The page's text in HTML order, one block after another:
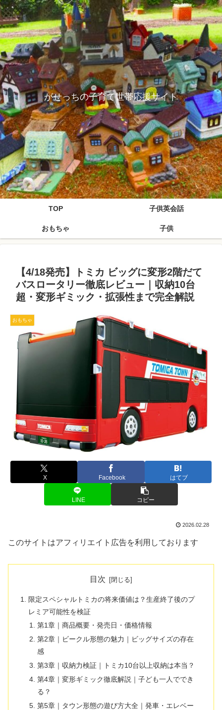
がせっちの子育て世帯応援サイト
TOP 子供英会話
おもちゃ 子供
【4/18発売】トミカ ビッグに変形2階だて
バスロータリー徹底レビュー｜収納10台
超・変形ギミック・拡張性まで完全解説
おもちゃ
X Facebook はてブ
LINE コピー
2026.02.28
このサイトはアフィリエイト広告を利用しております
目次
限定スペシャルトミカの将来価値は？生産終了後のプ
レミア可能性を検証
第1章｜商品概要・発売日・価格情報
第2章｜ビークル形態の魅力｜ビッグサイズの存在
感
第3章｜収納力検証｜トミカ10台以上収納は本当？
第4章｜変形ギミック徹底解説｜子ども一人ででき
る？
第5章｜タウン形態の遊び方大全｜発車・エレベー